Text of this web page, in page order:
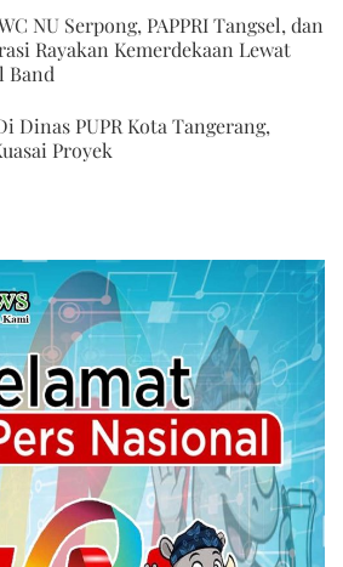
NU Serpong, PAPPRI Tangsel, dan
Rayakan Kemerdekaan Lewat
Band
Dinas PUPR Kota Tangerang,
Proyek